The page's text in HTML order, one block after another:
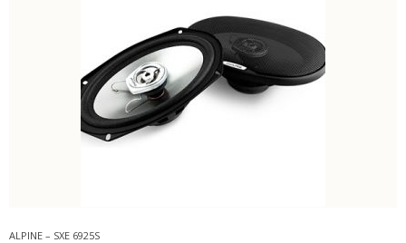
ALPINE – SXE 6925S